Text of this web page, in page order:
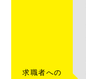
求職者への